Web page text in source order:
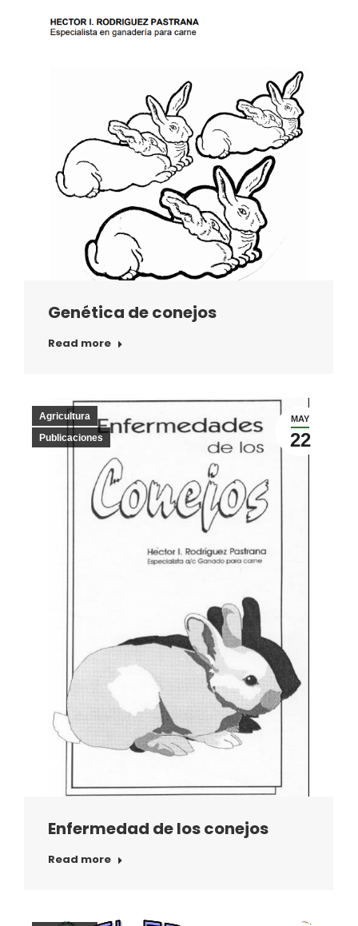
Genética de conejos
Read more
MAY
22
Agricultura
Publicaciones
Enfermedad de los conejos
Read more